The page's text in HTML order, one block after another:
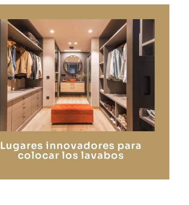
Lugares innovadores para
colocar los lavabos